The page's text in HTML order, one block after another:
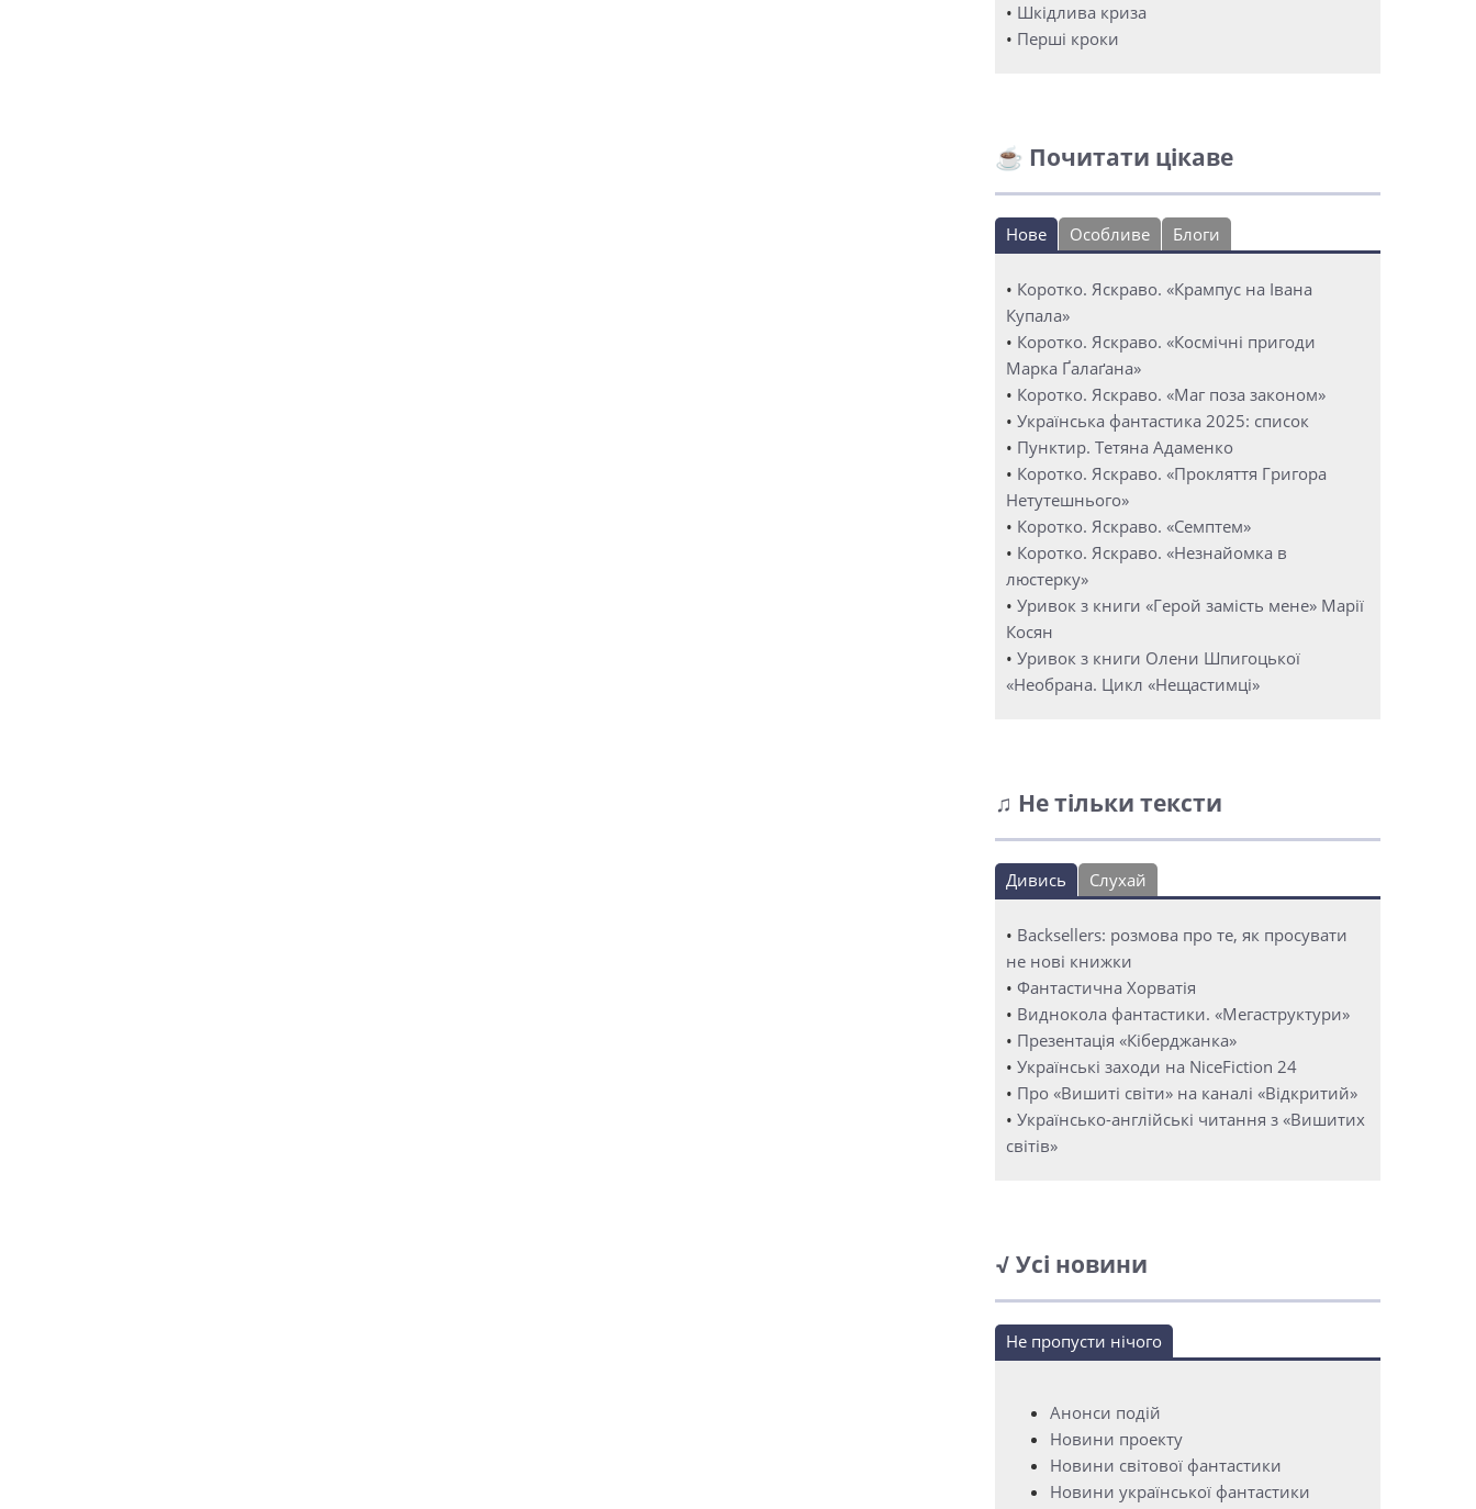
• Шкідлива криза
• Перші кроки
☕ Почитати цікаве
Нове Особливе Блоги
• Коротко. Яскраво. «Крампус на Івана
Купала»
• Коротко. Яскраво. «Космічні пригоди
Марка Ґалаґана»
• Коротко. Яскраво. «Маг поза законом»
• Українська фантастика 2025: список
• Пунктир. Тетяна Адаменко
• Коротко. Яскраво. «Прокляття Григора
Нетутешнього»
• Коротко. Яскраво. «Семптем»
• Коротко. Яскраво. «Незнайомка в
люстерку»
• Уривок з книги «Герой замість мене» Марії
Косян
• Уривок з книги Олени Шпигоцької
«Необрана. Цикл «Нещастимці»
♫ Не тільки тексти
Дивись Слухай
• Backsellers: розмова про те, як просувати
не нові книжки
• Фантастична Хорватія
• Виднокола фантастики. «Мегаструктури»
• Презентація «Кіберджанка»
• Українські заходи на NiceFiction 24
• Про «Вишиті світи» на каналі «Відкритий»
• Українсько-англійські читання з «Вишитих
світів»
√ Усі новини
Не пропусти нічого
Анонси подій
Новини проекту
Новини світової фантастики
Новини української фантастики